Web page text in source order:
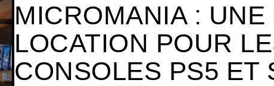
MICROMANIA :
LOCATION POUR
CONSOLES PS5 ET